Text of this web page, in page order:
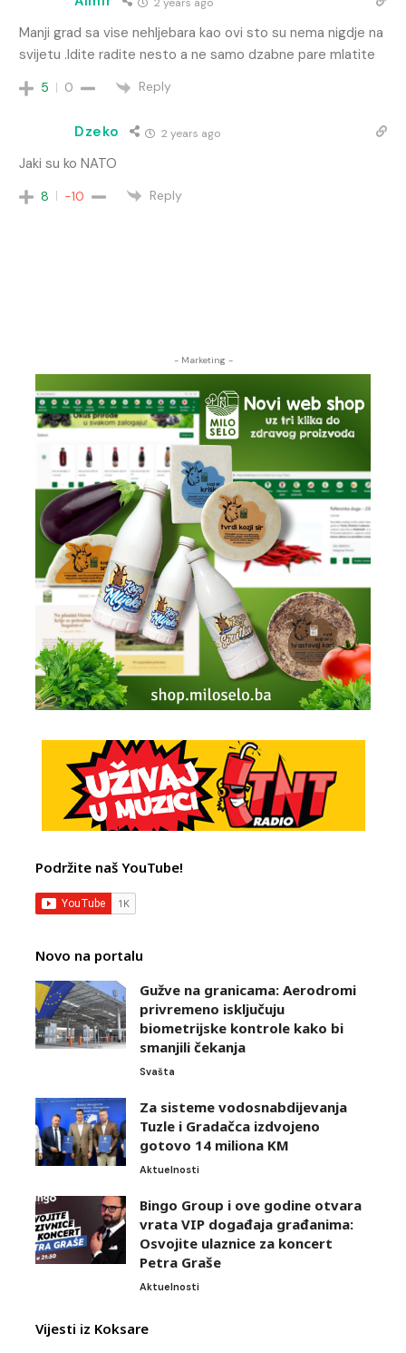
Manji grad sa vise nehljebara kao ovi sto su nema nigdje na
svijetu .Idite radite nesto a ne samo dzabne pare mlatite
5 0 Reply
Dzeko 2 years ago
Jaki su ko NATO
8 -10 Reply
- Marketing -
Podržite naš YouTube!
Novo na portalu
Gužve na granicama: Aerodromi
privremeno isključuju
biometrijske kontrole kako bi
smanjili čekanja
Svašta
Za sisteme vodosnabdijevanja
Tuzle i Gradačca izdvojeno
gotovo 14 miliona KM
Aktuelnosti
Bingo Group i ove godine otvara
vrata VIP događaja građanima:
Osvojite ulaznice za koncert
Petra Graše
Aktuelnosti
Vijesti iz Koksare